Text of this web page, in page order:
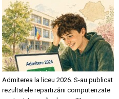
Admiterea la liceu 2026. S-au publicat
rezultatele repartizării computerizate